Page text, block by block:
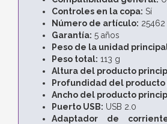
Controles en la copa: Sí
Número de artículo: 25462
Garantía: 5 años
Peso de la unidad
Peso total: 113 g
Altura del producto
Profundidad del producto
Ancho del producto
Puerto USB: USB 2.0
Adaptador de